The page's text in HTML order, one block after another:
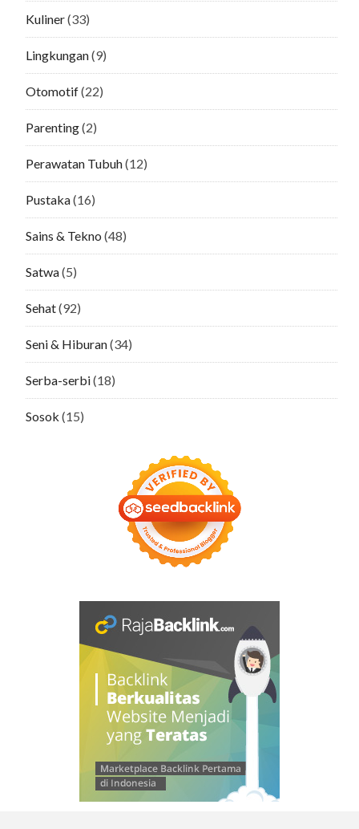
Kuliner(33)
Lingkungan(9)
Otomotif(22)
Parenting(2)
Perawatan Tubuh(12)
Pustaka(16)
Sains & Tekno (48)
Satwa(5)
Sehat(92)
Seni & Hiburan(34)
Serba-serbi(18)
Sosok (15)